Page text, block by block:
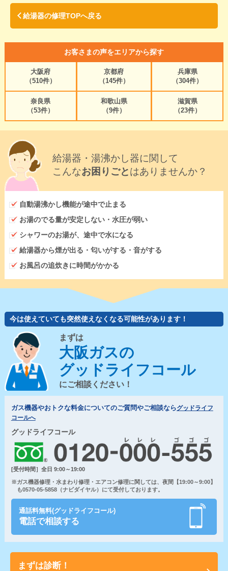
給湯器の修理TOPへ戻る
お客さまの声をエリアから探す
大阪府
（510件）
京都府
（145件）
兵庫県
（304件）
奈良県
（53件）
和歌山県
（9件）
滋賀県
（23件）
給湯器・湯沸かし器に関して
こんなお困りごとはありませんか？
自動湯沸かし機能が途中で止まる
お湯のでる量が安定しない・水圧が弱い
シャワーのお湯が、途中で水になる
給湯器から煙が出る・匂いがする・音がする
お風呂の追炊きに時間がかかる
今は使えていても突然使えなくなる可能性があります！
まずは
大阪ガスの
グッドライフコール
にご相談ください！
ガス機器やおトクな料金についてのご質問やご相談ならグッドライフ
コールへ
グッドライフコール
[受付時間］全日 9:00～19:00
※ガス機器修理・水まわり修理・エアコン修理に関しては、夜間【19:00～9:00】
も0570-05-5858（ナビダイヤル）にて受付しております。
通話料無料(グッドライフコール)
電話で相談する
まずは診断！